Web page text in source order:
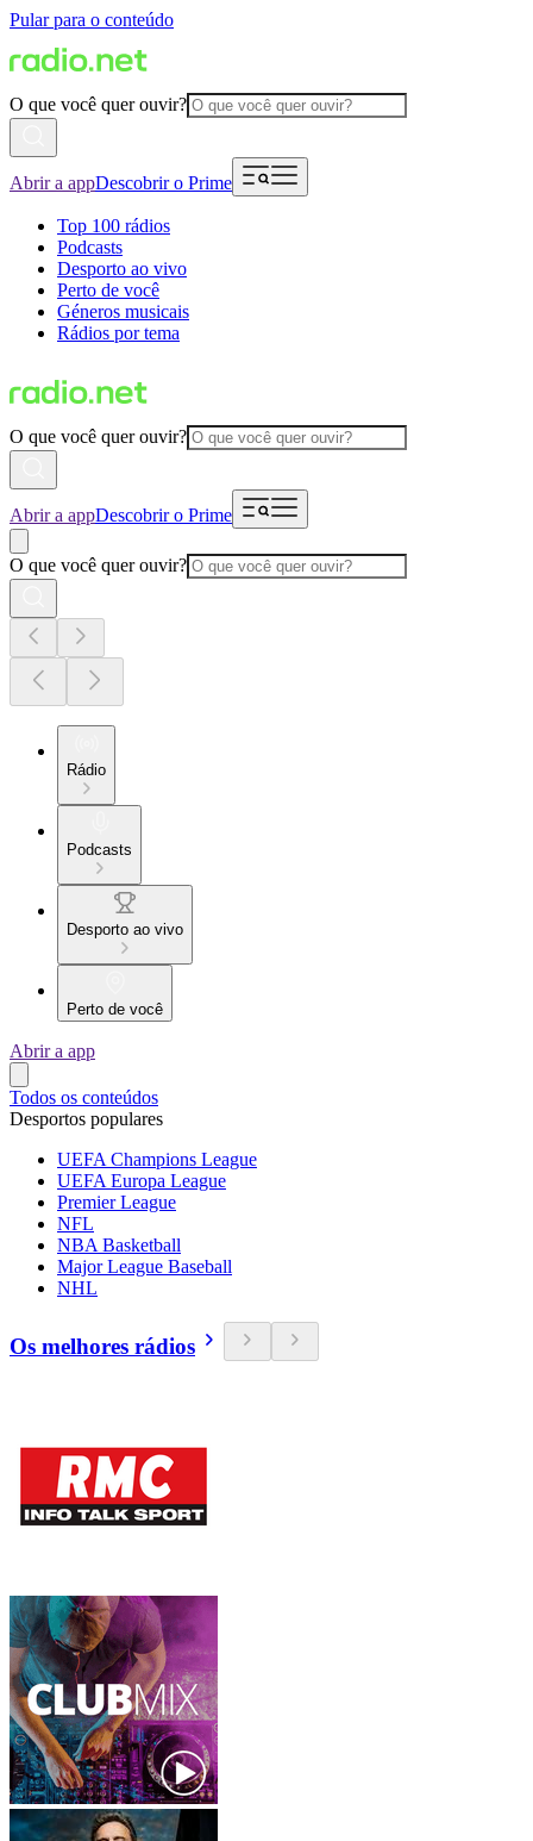
Pular para o conteúdo
O que você quer ouvir?
Abrir a appDescobrir o Prime
Top 100 rádios
Podcasts
Desporto ao vivo
Perto de você
Géneros musicais
Rádios por tema
O que você quer ouvir?
Abrir a appDescobrir o Prime
O que você quer ouvir?
Rádio
Podcasts
Desporto ao vivo
Perto de você
Abrir a app
Todos os conteúdos
Desportos populares
UEFA Champions League
UEFA Europa League
Premier League
NFL
NBA Basketball
Major League Baseball
NHL
Os melhores rádios